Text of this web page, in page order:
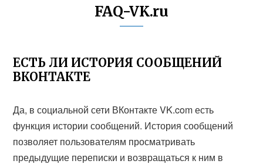
FAQ-VK.ru
ЕСТЬ ЛИ ИСТОРИЯ СООБЩЕНИЙ
ВКОНТАКТЕ
Да, в социальной сети ВКонтакте VK.com есть
функция истории сообщений. История сообщений
позволяет пользователям просматривать
предыдущие переписки и возвращаться к ним в